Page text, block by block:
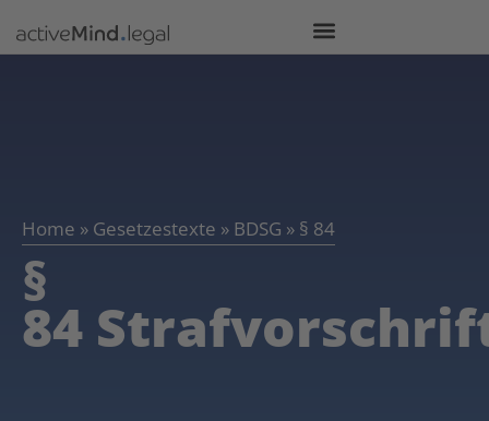
Home » Gesetzestexte » BDSG » § 84
§
84